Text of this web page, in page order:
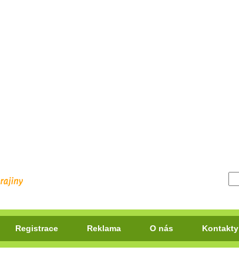
Registrace Reklama O nás Kontakty